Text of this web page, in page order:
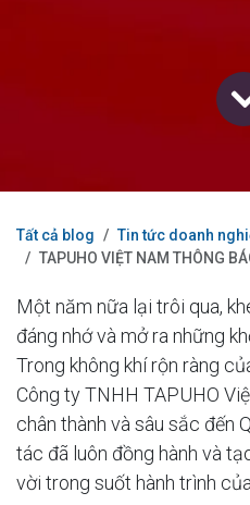
Tất cả blog
Tin tức doanh
TAPUHO VIỆT NAM THÔNG BÁO
Một năm nữa lại trôi qua,
đáng nhớ và mở ra những
Trong không khí rộn ràng
Công ty TNHH TAPUHO
chân thành và sâu sắc đến
tác đã luôn đồng hành và
vời trong suốt hành trình